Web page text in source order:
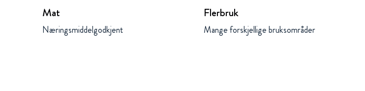
Mat
Næringsmiddelgodkjent
Flerbruk
Mange forskjellige bruksområder